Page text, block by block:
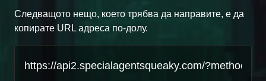
Следващото нещо, което трябва да направите, е да
копирате URL адреса по-долу.